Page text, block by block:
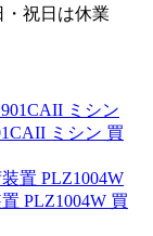
祝日は休業
ミシン 買
PLZ1004W 買